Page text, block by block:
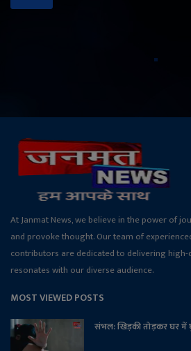
At Janmat News, we believe in the power of
and provoke thought. Our team of
contributors are dedicated to delivering
resonates with our diverse audience.
MOST VIEWED POSTS
संभल: खिड़की तोड़कर घर में